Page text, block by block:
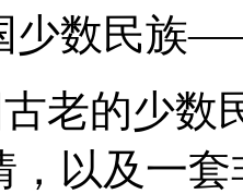
少数民族
老的少数
，以及一